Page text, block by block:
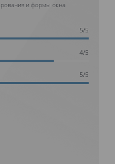
и формы окна
5/5
4/5
5/5